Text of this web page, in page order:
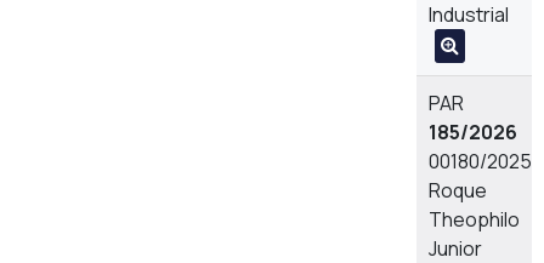
Industrial
PAR
185/2026
00180/2025
Roque
Theophilo
Junior